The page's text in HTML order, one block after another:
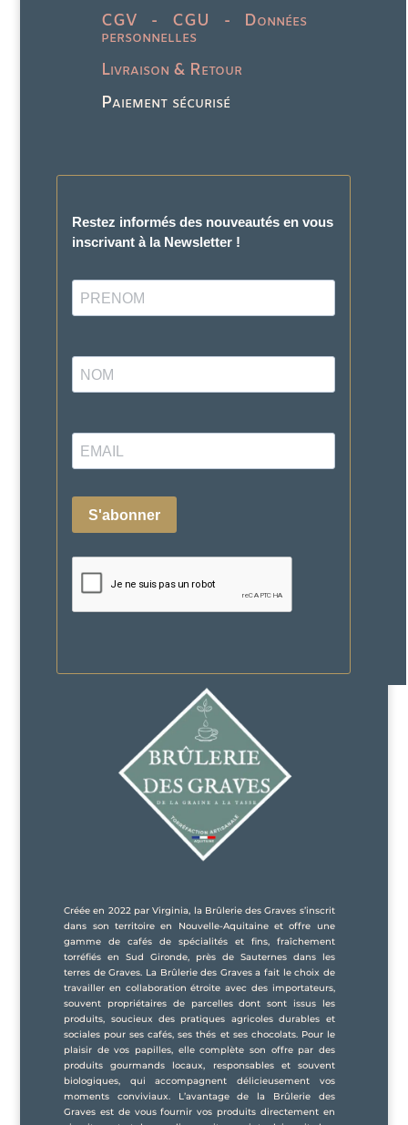
CGV - CGU - Données
personnelles
Livraison & Retour
Paiement sécurisé
Créée en 2022 par Virginia, la Brûlerie des Graves s’inscrit
dans son territoire en Nouvelle-Aquitaine et offre une
gamme de cafés de spécialités et fins, fraîchement
torréfiés en Sud Gironde, près de Sauternes dans les
terres de Graves. La Brûlerie des Graves a fait le choix de
travailler en collaboration étroite avec des importateurs,
souvent propriétaires de parcelles dont sont issus les
produits, soucieux des pratiques agricoles durables et
sociales pour ses cafés, ses thés et ses chocolats. Pour le
plaisir de vos papilles, elle complète son offre par des
produits gourmands locaux, responsables et souvent
biologiques, qui accompagnent délicieusement vos
moments conviviaux. L’avantage de la Brûlerie des
Graves est de vous fournir vos produits directement en